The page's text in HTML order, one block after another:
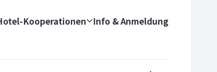
Kooperationen Info & Anmeldung